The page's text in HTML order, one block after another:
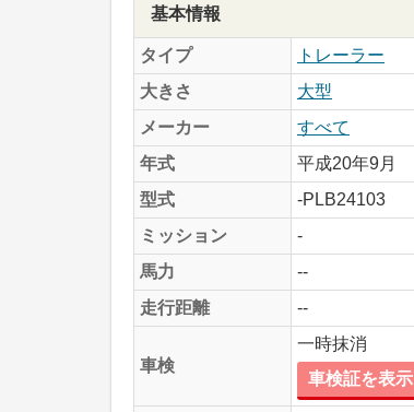
基本情報
タイプ
トレーラー
大きさ
大型
メーカー
すべて
年式
平成20年9月
型式
-PLB24103
ミッション
-
馬力
--
走行距離
--
車検
一時抹消
車検証を表示